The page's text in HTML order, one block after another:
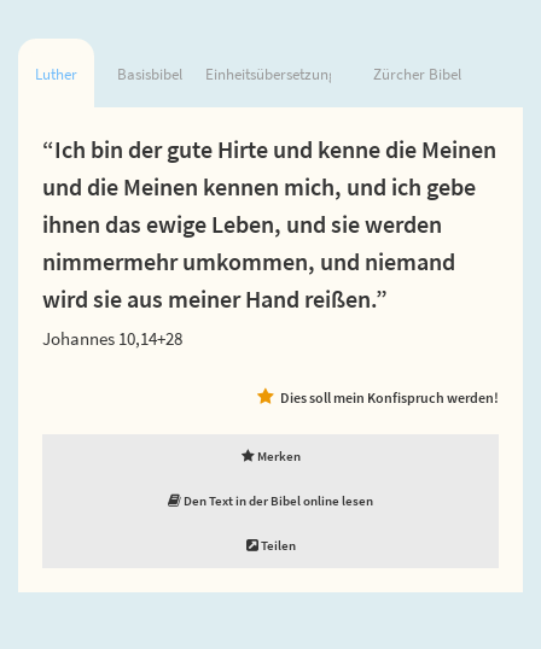
Luther Basisbibel Einheitsübersetzung Zürcher Bibel
“Ich bin der gute Hirte und kenne die Meinen
und die Meinen kennen mich, und ich gebe
ihnen das ewige Leben, und sie werden
nimmermehr umkommen, und niemand
wird sie aus meiner Hand reißen.”
Johannes 10,14+28
Dies soll mein Konfispruch werden!
Merken
Den Text in der Bibel online lesen
Teilen